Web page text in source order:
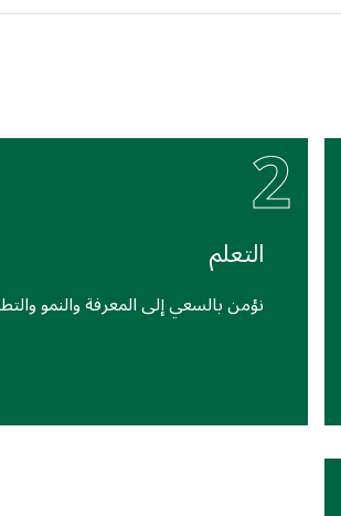
2التعلم
نؤمن بالسعي إلى المعرفة والنمو